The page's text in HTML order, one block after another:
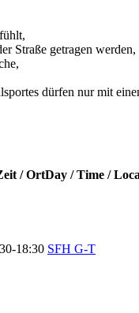
Straße getragen
dürfen nur mit
/ OrtDay / Time /
18:30 SFH G-T